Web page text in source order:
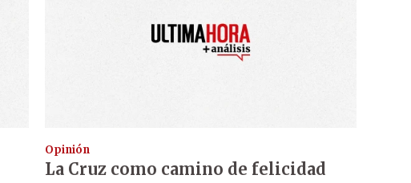
Opinión
La Cruz como camino de felicidad